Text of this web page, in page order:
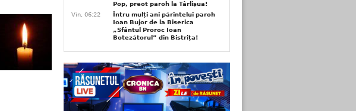
Pop, preot paroh la Târlișua!
Vin, 06:22
Întru mulți ani părintelui paroh
Ioan Bujor de la Biserica
„Sfântul Proroc Ioan
Botezătorul” din Bistrița!